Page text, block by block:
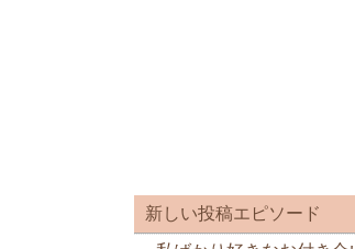
新しい投稿エピソード